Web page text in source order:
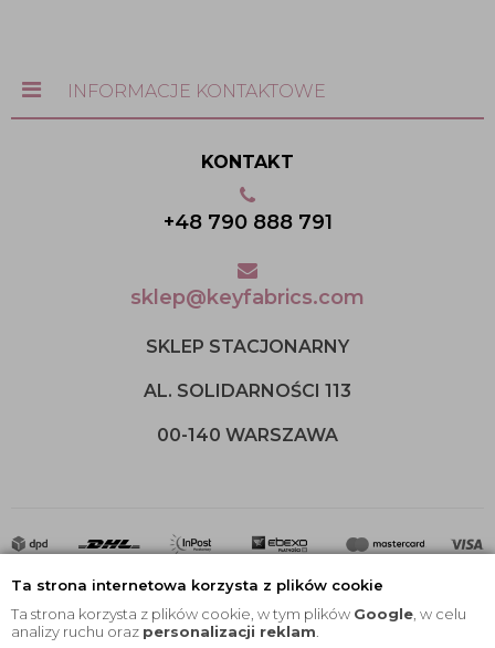
Ta strona internetowa korzysta z plików cookie
Ta strona korzysta z plików cookie, w tym plików Google , w celu
analizy ruchu oraz personalizacji reklam
INFORMACJE KONTAKTOWE
KONTAKT
+48 790 888 791
sklep@keyfabrics.com
SKLEP STACJONARNY
AL. SOLIDARNOŚCI 113
00-140 WARSZAWA